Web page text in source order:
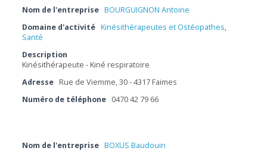
Nom de l'entreprise BOURGUIGNON Antoine
Domaine d'activité Kinésithérapeutes et Ostéopathes,
Santé
Description
Kinésithérapeute - Kiné respiratoire
Adresse Rue de Viemme, 30 - 4317 Faimes
Numéro de téléphone 0470 42 79 66
Nom de l'entreprise BOXUS Baudouin